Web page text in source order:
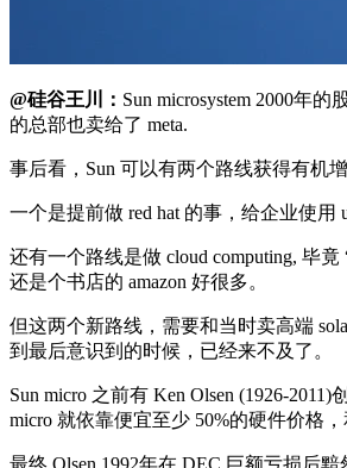
@硅谷王川： Sun microsystem 2000年
的总部也卖给了 meta.
事后看，Sun 可以有两个路线获得有机
一个是提前做 red hat 的事，给企业使用
还有一个路线是做 cloud computing, 毕
还是个书店的 amazon 好很多。
但这两个新路线，需要和当时卖高端
到最后意识到的时候，已经来不及了。
Sun micro 之前有 Ken Olsen (1926-
micro 就依靠便宜至少 50%的硬件价格
最终 Olsen 1992年在 DEC 巨额亏损后